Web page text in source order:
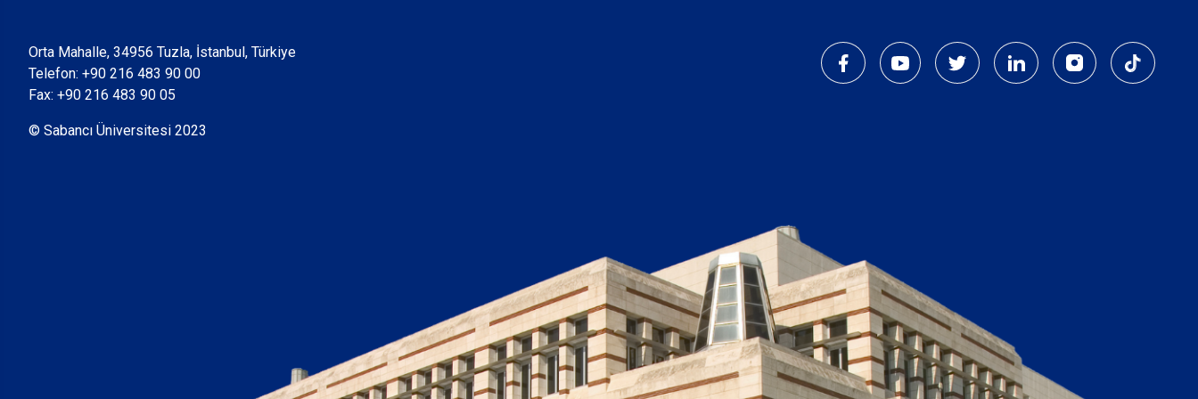
Orta Mahalle, 34956 Tuzla, İstanbul, Türkiye
Telefon: +90 216 483 90 00
Fax: +90 216 483 90 05
© Sabancı Üniversitesi 2023